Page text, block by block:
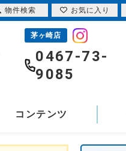
茅ヶ崎店
0467-73-
9085
コンテンツ
物件検索 お気に入り